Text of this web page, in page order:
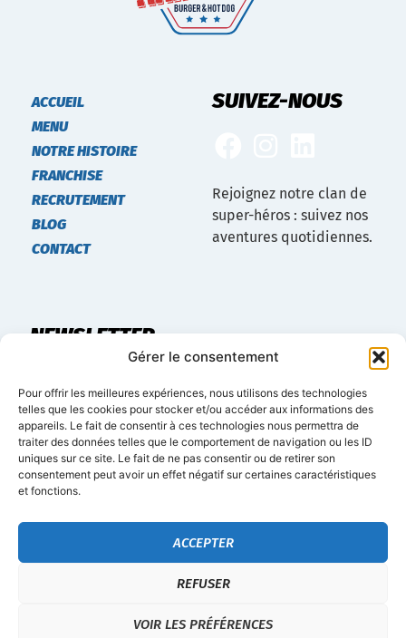
Gérer le consentement
Pour offrir les meilleures expériences, nous utilisons des technologies
telles que les cookies pour stocker et/ou accéder aux informations des
appareils. Le fait de consentir à ces technologies nous permettra de
traiter des données telles que le comportement de navigation ou les ID
uniques sur ce site. Le fait de ne pas consentir ou de retirer son
consentement peut avoir un effet négatif sur certaines caractéristiques
et fonctions.
ACCEPTER
REFUSER
VOIR LES PRÉFÉRENCES
ACCUEIL
MENU
NOTRE HISTOIRE
FRANCHISE
RECRUTEMENT
BLOG
CONTACT
SUIVEZ-NOUS
Rejoignez notre clan de
super-héros : suivez nos
aventures quotidiennes.
NEWSLETTER
propos du développement du réseau Marvelous.
© 2022 MARVELOUS BURGER & HOT DOG – Tous
droits réservés
Mentions légales Politique de